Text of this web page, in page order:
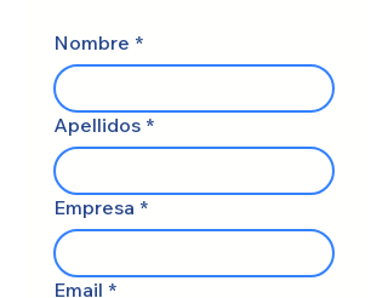
Nombre *
Apellidos *
Empresa *
Email *